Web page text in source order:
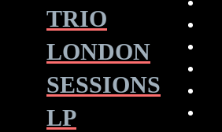
TRIO
LONDON
SESSIONS
LP